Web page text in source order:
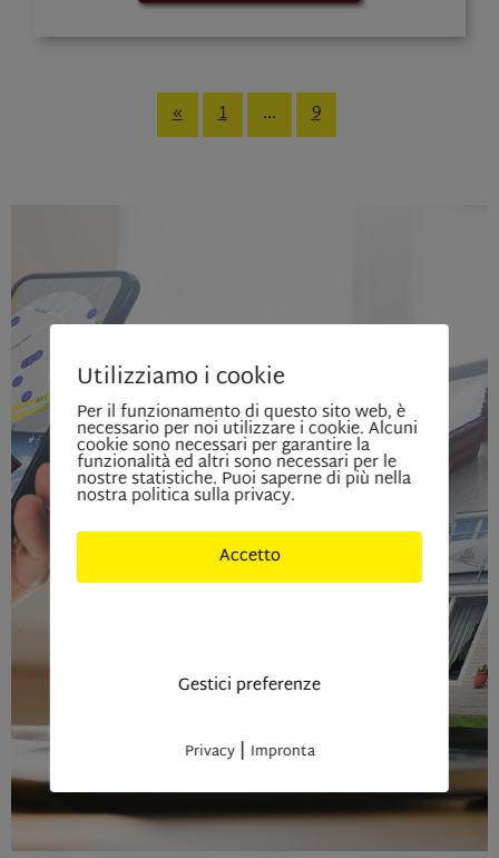
« 1 … 9
Utilizziamo i cookie
Per il funzionamento di questo sito web, è
necessario per noi utilizzare i cookie. Alcuni
cookie sono necessari per garantire la
funzionalità ed altri sono necessari per le
nostre statistiche. Puoi saperne di più nella
nostra politica sulla privacy.
Accetto
Gestici preferenze
Privacy| Impronta